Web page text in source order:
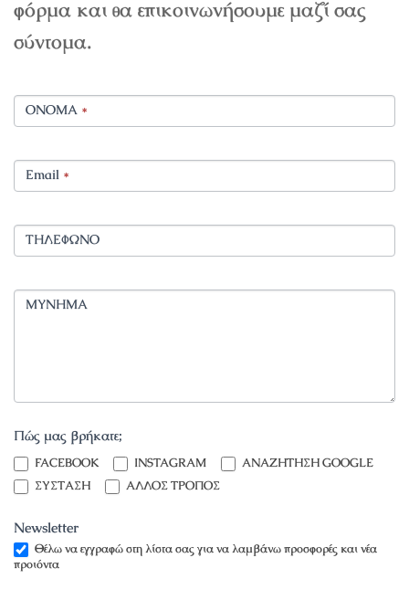
φόρμα και θα επικοινωνήσουμε μαζί σας
σύντομα.
ΟΝΟΜΑ *
Email *
ΤΗΛΕΦΩΝΟ
ΜΥΝΗΜΑ
Πώς μας βρήκατε;
FACEBOOK INSTAGRAMINSTAGRAMΑΝΑΖΗΤΗΣΗ GOOGLE
ΣΥΣΤΑΣΗ
ΑΛΛΟΣ ΤΡΟΠΟΣ
Newsletter
Θέλω να εγγραφώ στη λίστα σας για να λαμβάνω προσφορές και νέα
προιόντα